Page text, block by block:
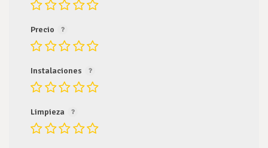
Precio
Instalaciones
Limpieza